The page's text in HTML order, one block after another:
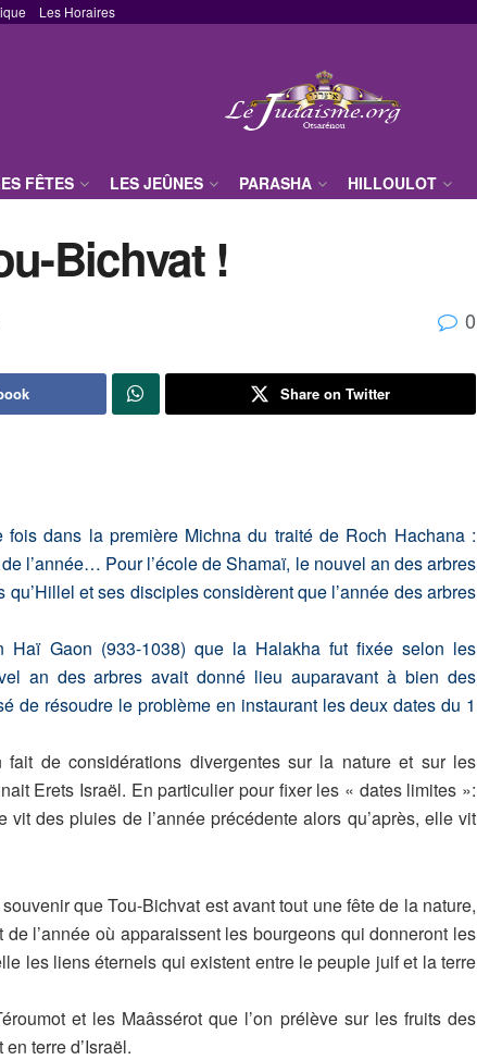
Les Horaires
FÊTES LES JEÛNES PARASHA HILLOULOT
Bichvat !
0
Share on Twitter
fois dans la première Michna du traité de Roch Hachana :
l’année… Pour l’école de Shamaï, le nouvel an des arbres
et ses disciples considèrent que l’année des arbres
Haï Gaon (933-1038) que la Halakha fut fixée selon les
an des arbres avait donné lieu auparavant à bien des
de résoudre le problème en instaurant les deux dates du 1
de considérations divergentes sur la nature et sur les
Erets Israël. En particulier pour fixer les « dates limites »:
des pluies de l’année précédente alors qu’après, elle vit
que Tou-Bichvat est avant tout une fête de la nature,
l’année où apparaissent les bourgeons qui donneront les
les liens éternels qui existent entre le peuple juif et la terre
et les Maâssérot que l’on prélève sur les fruits des
terre d’Israël.